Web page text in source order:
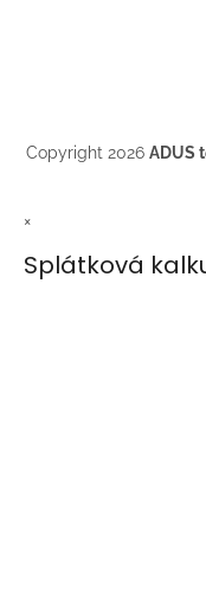
Copyright 2026 ADUS
×
Splátková